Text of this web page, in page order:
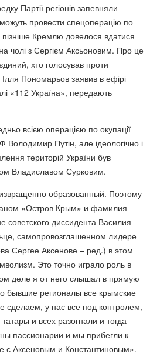
Партії регіонів запевняли
провести спецоперацію по
пізніше Кремлю довелося вдатися
чолі з Сергієм Аксьоновим. Про це
хто голосував проти
Пономарьов заявив в ефірі
«112 Україна», передають
всією операцією по окупації
Путін, але ідеологічно і
територій України був
Владиславом Сурковим.
образованный. Поэтому
«Остров Крым» и фамилия
советского диссидента Василия
самопровозглашенном лидере
Сергее Аксенове – ред.) в этом
Это точно играло роль в
деле я от него слышал в прямую
бывшие регионалы все крымские
сделаем, у нас все под контролем,
и всех разогнали и тогда
пассионарии и мы прибегли к
с Аксеновым и Константиновым».